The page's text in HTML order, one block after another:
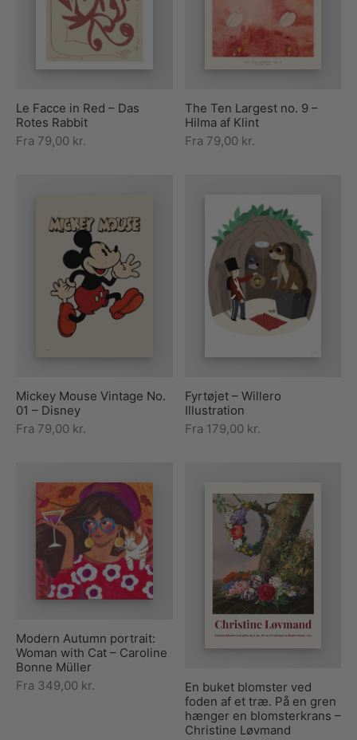
Le Facce in Red – Das
Rotes Rabbit
Fra 79,00 kr.
The Ten Largest no. 9 –
Hilma af Klint
Fra 79,00 kr.
Mickey Mouse Vintage No.
01 – Disney
Fra 79,00 kr.
Fyrtøjet – Willero
Illustration
Fra 179,00 kr.
Modern Autumn portrait:
Woman with Cat – Caroline
Bonne Müller
Fra 349,00 kr.
En buket blomster ved
foden af et træ. På en gren
hænger en blomsterkrans –
Christine Løvmand
plakater
i pastelfarver
plakater
til sommerhuset
plakater
med kvinder